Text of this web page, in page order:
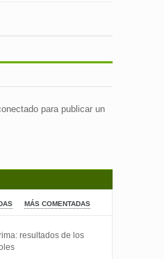
para publicar un
MÁS COMENTADAS
resultados de los